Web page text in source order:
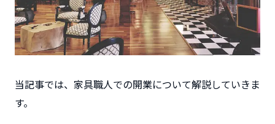
当記事では、家具職人での開業について解説していきま
す。